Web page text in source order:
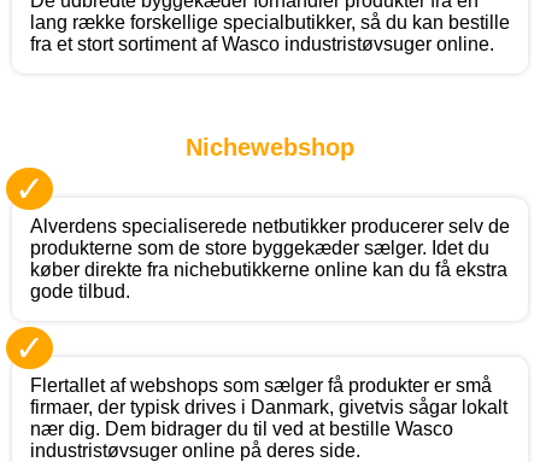
lang række forskellige specialbutikker, så du kan bestille
fra et stort sortiment af Wasco industristøvsuger online.
Nichewebshop
✓
Alverdens specialiserede netbutikker producerer selv de
produkterne som de store byggekæder sælger. Idet du
køber direkte fra nichebutikkerne online kan du få ekstra
gode tilbud.
✓
Flertallet af webshops som sælger få produkter er små
firmaer, der typisk drives i Danmark, givetvis sågar lokalt
nær dig. Dem bidrager du til ved at bestille Wasco
industristøvsuger online på deres side.